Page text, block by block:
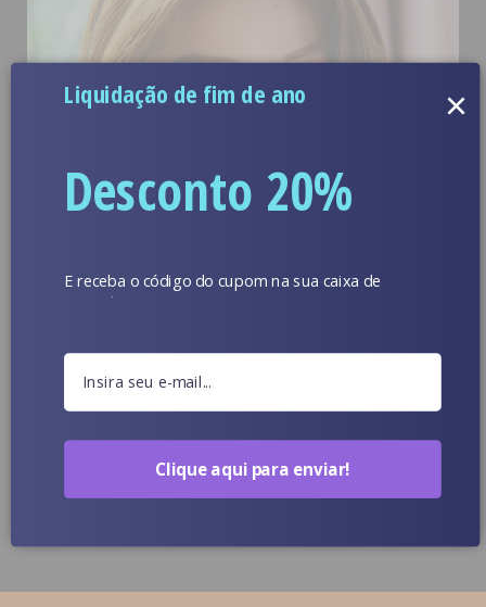
Desconto 20%
Liquidação de fim de ano
E receba o código do cupom na sua caixa de
entrada.
Clique aqui para enviar!
×